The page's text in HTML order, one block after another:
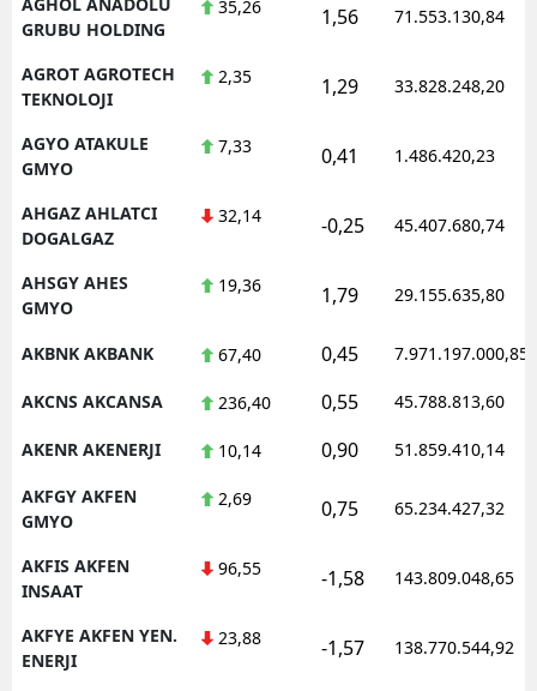
GRUBU HOLDING
35,26 1,56 71.553.130,84
AGROT AGROTECH
TEKNOLOJI
2,35 1,29 33.828.248,20
AGYO ATAKULE
GMYO
7,33 0,41 1.486.420,23
AHGAZ AHLATCI
DOGALGAZ
32,14 -0,25 45.407.680,74
AHSGY AHES
GMYO
19,36 1,79 29.155.635,80
AKBNK AKBANK 67,40 0,45 7.971.197.000,85
AKCNS AKCANSA 236,40 0,55 45.788.813,60
AKENR AKENERJI 10,14 0,90 51.859.410,14
AKFGY AKFEN
GMYO
2,69 0,75 65.234.427,32
AKFIS AKFEN
INSAAT
96,55 -1,58 143.809.048,65
AKFYE AKFEN YEN.
ENERJI
23,88 -1,57 138.770.544,92